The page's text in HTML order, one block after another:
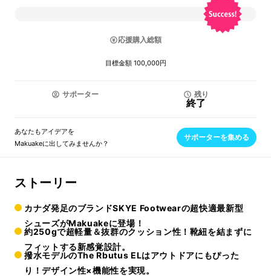
応援購入総額
目標金額 100,000円
サポーター 残り
終了
あなたもアイデアを
Makuakeに出してみませんか？
サポーターを集める
ストーリー
カナダ発足のブランドSKYE Footwearの超快適最新型
シューズがMakuakeに登場！
約250gで超軽量＆抜群のクッション性！靴紐を結まずに
フィットする新感覚設計。
撥水モデルのThe Rbutus ELはアウトドアにもぴった
り！デザイン性×機能性を実現。